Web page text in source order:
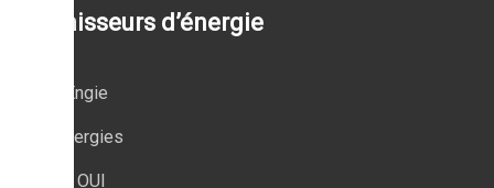
Fournisseurs d’énergie
EDF & Engie
Total Energies
Planète OUI